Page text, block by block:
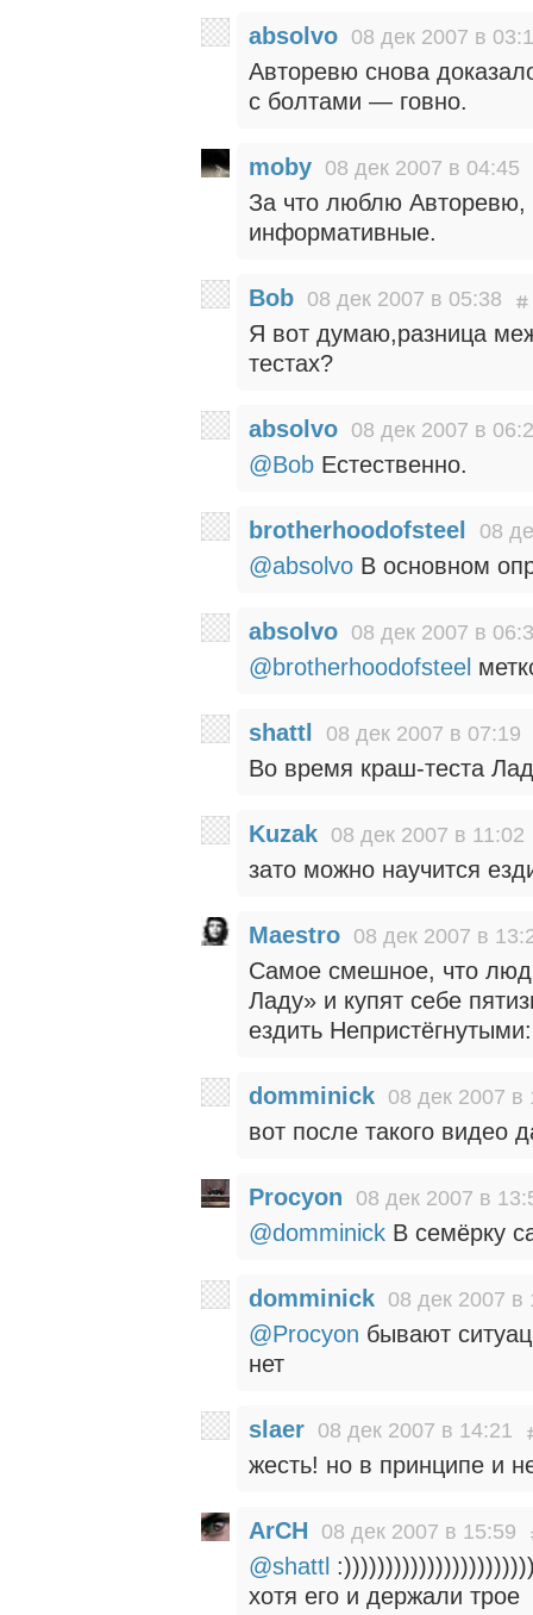
absolvo 08 дек 2007 в
Авторевю снова
с болтами — говно.
moby 08 дек 2007 в 04:45
За что люблю Авторевю,
информативные.
Bob 08 дек 2007 в 05:38
Я вот думаю,разница
тестах?
absolvo 08 дек 2007 в
@Bob Естественно.
brotherhoodofsteel 08
@absolvo В основном
absolvo 08 дек 2007 в
@brotherhoodofsteel
shattl 08 дек 2007 в 07:19
Во время краш-теста
Kuzak 08 дек 2007 в 11:02
зато можно научится
Maestro 08 дек 2007 в
Самое смешное, что
Ладу» и купят себе
ездить
domminick 08 дек 2007 в
вот после такого видео
Procyon 08 дек 2007 в
@domminick В семёрку
domminick 08 дек 2007 в
@Procyon бывают
нет
slaer 08 дек 2007 в 14:21
жесть! но в принципе и
ArCH 08 дек 2007 в 15:59
@shattl
хотя его и держали трое